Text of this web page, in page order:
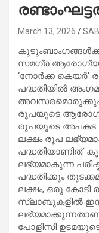
March 13, 2026
സമഗ്ര
‘നോർക്ക കെയർ’
പദ്ധതിയിൽ
രൂപയുടെ
രൂപയുടെ അപകട
ലക്ഷം രൂപ
ലഭ്യമാകുന്ന
പദ്ധതിക്കും
ലക്ഷം, ഒരു കോടി
സ്ലാബുകളില്‍
പോളിസി